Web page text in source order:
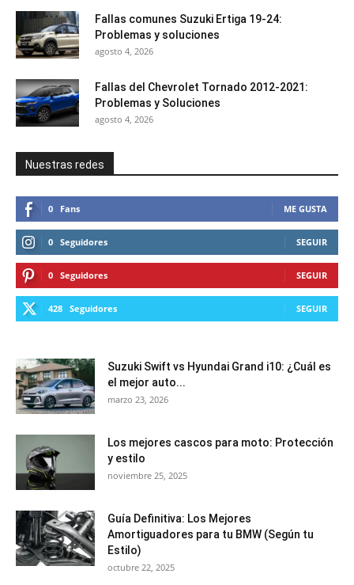
Fallas comunes Suzuki Ertiga 19-24:
Problemas y soluciones
agosto 4, 2026
Fallas del Chevrolet Tornado 2012-2021:
Problemas y Soluciones
agosto 4, 2026
Nuestras redes
0 Fans ME GUSTA
0 Seguidores SEGUIR
0 Seguidores SEGUIR
428 Seguidores SEGUIR
Suzuki Swift vs Hyundai Grand i10: ¿Cuál es
el mejor auto...
marzo 23, 2026
Los mejores cascos para moto: Protección
y estilo
noviembre 25, 2025
Guía Definitiva: Los Mejores
Amortiguadores para tu BMW (Según tu
Estilo)
octubre 22, 2025